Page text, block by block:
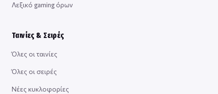
Λεξικό gaming όρων
Ταινίες & Σειρές
Όλες οι ταινίες
Όλες οι σειρές
Νέες κυκλοφορίες